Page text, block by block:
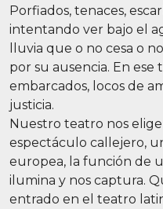
Porfiados, tenaces,
intentando ver bajo el
lluvia que o no cesa o
por su ausencia. En ese
embarcados, locos de
justicia.
Nuestro teatro nos
espectáculo callejero,
europea, la función de
ilumina y nos captura.
entrado en el teatro